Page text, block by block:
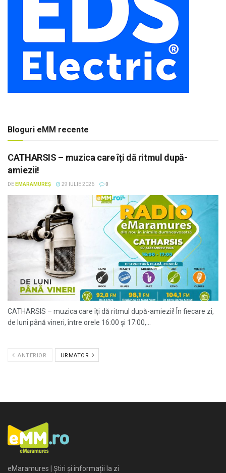
Bloguri eMM recente
CATHARSIS – muzica care îți dă ritmul după-
amiezii!
DE EMARAMUREȘ 29 IULIE 2026 0
CATHARSIS – muzica care îți dă ritmul după-amiezii! În fiecare zi,
de luni până vineri, între orele 16:00 și 17:00,...
ANTERIOR URMATOR
eMaramures | Știri și informații la zi